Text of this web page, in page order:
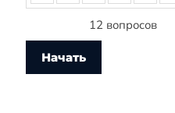
12 вопросов